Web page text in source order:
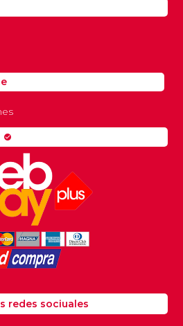
check_circle
redes sociuales